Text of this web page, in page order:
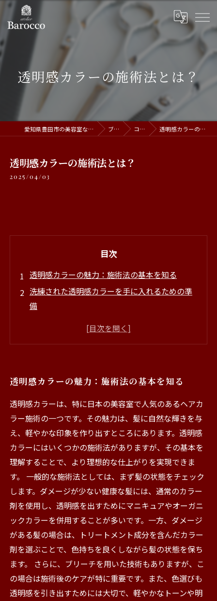
透明感カラーの施術法とは？
愛知県豊田市の美容室ならatelier Barocco ブログ コラム 透明感カラーの施術法とは？
透明感カラーの施術法とは？
2025/04/03
目次
透明感カラーの魅力：施術法の基本を知る
洗練された透明感カラーを手に入れるための準
備
理想の透明感カラーを実現するための施術ステ
ド
透明感カラー施術の成功事例：お客様の声
あなたも試せる！透明感カラーで新しい自分に
出会おう
透明感カラーの魅力：施術法の基本を知る
透明感カラーは、特に日本の美容室で人気のあるヘアカ
ラー施術の一つです。その魅力は、髪に自然な輝きを与
え、軽やかな印象を作り出すところにあります。透明感
カラーにはいくつかの施術法がありますが、その基本を
理解することで、より理想的な仕上がりを実現できま
す。 一般的な施術法としては、まず髪の状態をチェック
します。ダメージが少ない健康な髪には、通常のカラー
剤を使用し、透明感を出すためにマニキュアやオーガニ
ックカラーを併用することが多いです。一方、ダメージ
がある髪の場合は、トリートメント成分を含んだカラー
剤を選ぶことで、色持ちを良くしながら髪の状態を保ち
ます。 さらに、ブリーチを用いた技術もありますが、こ
の場合は施術後のケアが特に重要です。また、色選びも
透明感を引き出すためには大切で、軽やかなトーンや明